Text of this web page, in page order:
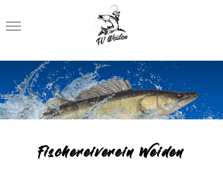
Mobile Menu Toggle
Fischereiverein Weiden